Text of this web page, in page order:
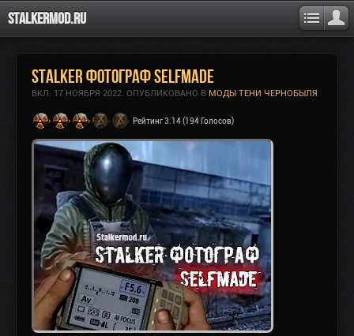
Stalkermod.ru
STALKER ФОТОГРАФ SELFMADE
ВКЛ. 17 НОЯБРЯ 2022. ОПУБЛИКОВАНО В МОДЫ ТЕНИ ЧЕРНОБЫЛЯ
Рейтинг 3.14 (194 Голосов)